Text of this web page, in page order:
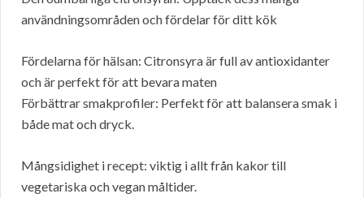
användningsområden och fördelar för ditt kök
Fördelarna för hälsan: Citronsyra är full av antioxidanter
och är perfekt för att bevara maten
Förbättrar smakprofiler: Perfekt för att balansera smak i
både mat och dryck.
Mångsidighet i recept: viktig i allt från kakor till
vegetariska och vegan måltider.